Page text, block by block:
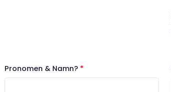
Pronomen & Namn? *